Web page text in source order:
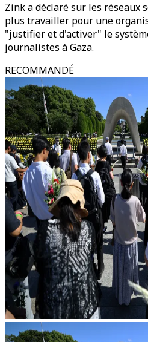
Zink a déclaré sur les réseaux
plus travailler pour une
"justifier et d'activer" le
journalistes à Gaza.
RECOMMANDÉ